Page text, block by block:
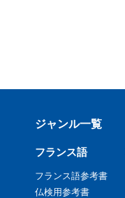
ジャンル一覧
フランス語
フランス語参考書
仏検用参考書